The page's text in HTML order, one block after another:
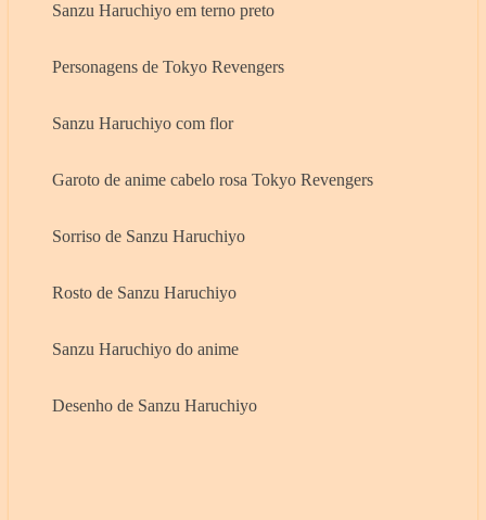
Sanzu Haruchiyo em terno preto
Personagens de Tokyo Revengers
Sanzu Haruchiyo com flor
Garoto de anime cabelo rosa Tokyo Revengers
Sorriso de Sanzu Haruchiyo
Rosto de Sanzu Haruchiyo
Sanzu Haruchiyo do anime
Desenho de Sanzu Haruchiyo